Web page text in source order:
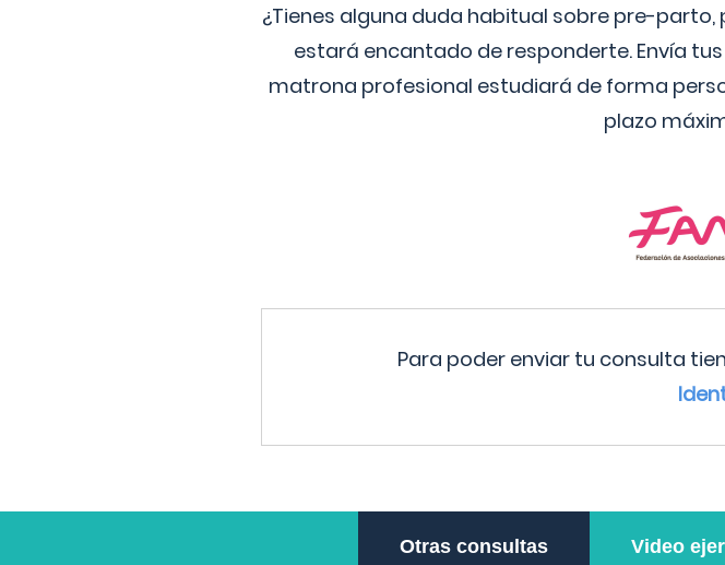
¿Tienes alguna duda habitual sobre pre-
estará encantado de responderte. Envía
matrona profesional estudiará de forma
plazo
Para poder enviar tu consulta
Otras consultas Video